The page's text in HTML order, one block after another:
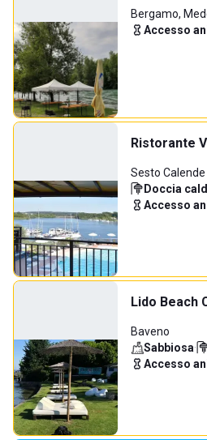
Bergamo,
Accesso
Ristorante
Sesto Calende
Doccia
Accesso
Lido Beach
Baveno
Sabbiosa·
Accesso